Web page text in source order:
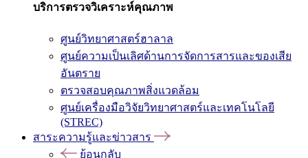
บริการตรวจวิเคราะห์คุณภาพ
ศูนย์วิทยาศาสตร์ฮาลาล
ศูนย์ความเป็นเลิศด้านการจัดการสารและของเสีย
อันตราย
ตรวจสอบคุณภาพสิ่งแวดล้อม
ศูนย์เครื่องมือวิจัยวิทยาศาสตร์และเทคโนโลยี
(STREC)
สาระความรู้และข่าวสาร
ย้อนกลับ